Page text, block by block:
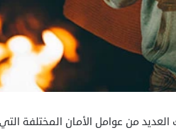
من عوامل الأمان المختلفة